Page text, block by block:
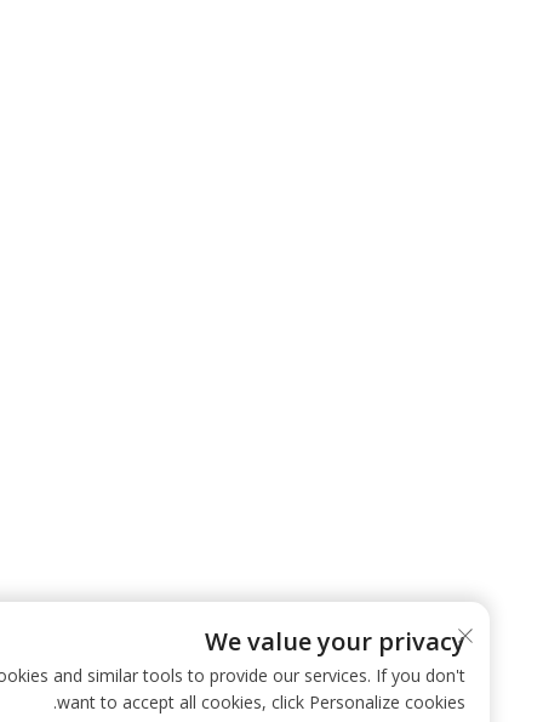
We value your privacy
use cookies and similar tools to provide our services. If you don't
want to accept all cookies, click Personalize cookies.